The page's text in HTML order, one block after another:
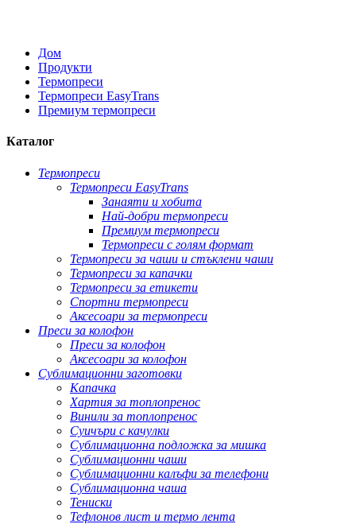
Дом
Продукти
Термопреси
Термопреси EasyTrans
Премиум термопреси
Каталог
Термопреси
Термопреси EasyTrans
Занаяти и хобита
Най-добри термопреси
Премиум термопреси
Термопреси с голям формат
Термопреси за чаши и стъклени чаши
Термопреси за капачки
Термопреси за етикети
Спортни термопреси
Аксесоари за термопреси
Преси за колофон
Преси за колофон
Аксесоари за колофон
Сублимационни заготовки
Капачка
Хартия за топлопренос
Винили за топлопренос
Суичъри с качулки
Сублимационна подложка за мишка
Сублимационни чаши
Сублимационни калъфи за телефони
Сублимационна чаша
Тениски
Тефлонов лист и термо лента